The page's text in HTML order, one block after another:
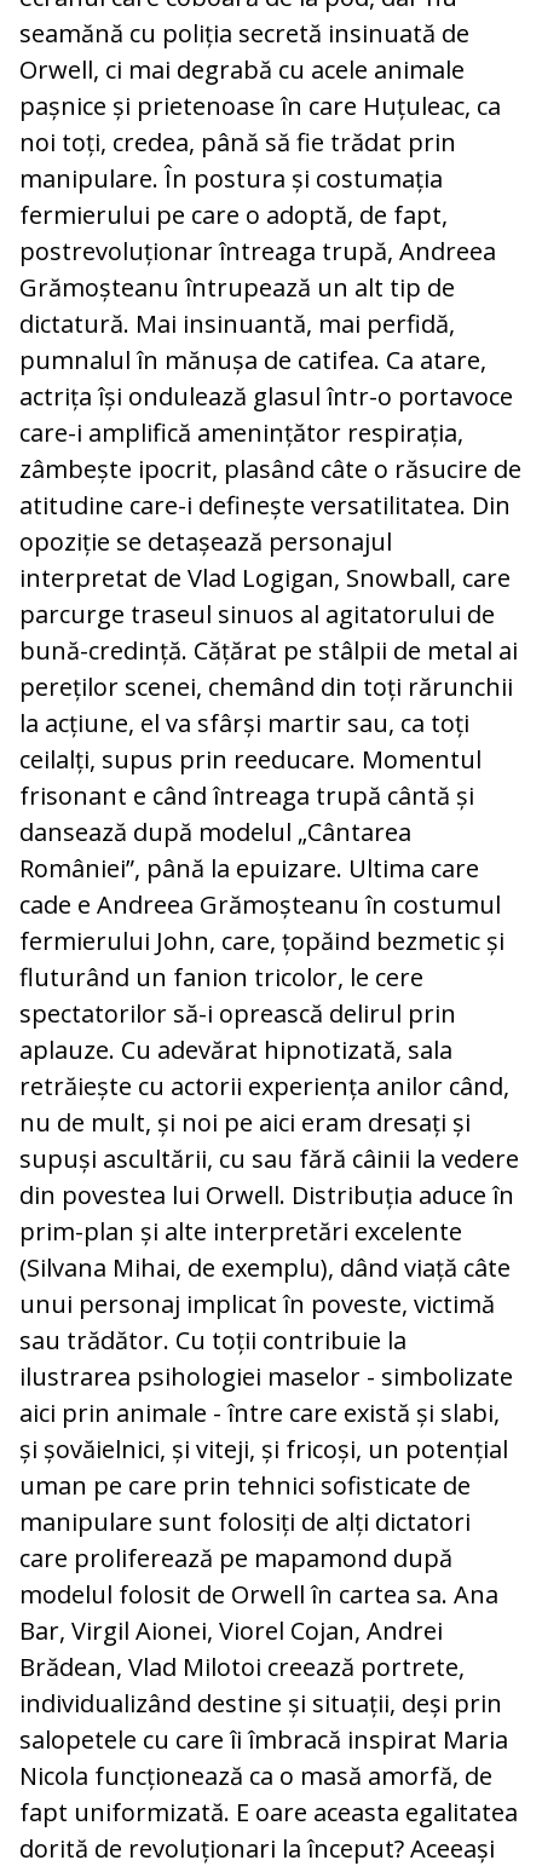
seamănă cu poliția secretă insinuată de
Orwell, ci mai degrabă cu acele animale
pașnice și prietenoase în care Huțuleac, ca
noi toți, credea, până să fie trădat prin
manipulare. În postura și costumația
fermierului pe care o adoptă, de fapt,
postrevoluționar întreaga trupă, Andreea
Grămoșteanu întrupează un alt tip de
dictatură. Mai insinuantă, mai perfidă,
pumnalul în mănușa de catifea. Ca atare,
actrița își ondulează glasul într-o portavoce
care-i amplifică amenințător respirația,
zâmbește ipocrit, plasând câte o răsucire de
atitudine care-i definește versatilitatea. Din
opoziție se detașează personajul
interpretat de Vlad Logigan, Snowball, care
parcurge traseul sinuos al agitatorului de
bună-credință. Cățărat pe stâlpii de metal ai
pereților scenei, chemând din toți rărunchii
la acțiune, el va sfârși martir sau, ca toți
ceilalți, supus prin reeducare. Momentul
frisonant e când întreaga trupă cântă și
dansează după modelul „Cântarea
României”, până la epuizare. Ultima care
cade e Andreea Grămoșteanu în costumul
fermierului John, care, țopăind bezmetic și
fluturând un fanion tricolor, le cere
spectatorilor să-i oprească delirul prin
aplauze. Cu adevărat hipnotizată, sala
retrăiește cu actorii experiența anilor când,
nu de mult, și noi pe aici eram dresați și
supuși ascultării, cu sau fără câinii la vedere
din povestea lui Orwell. Distribuția aduce în
prim-plan și alte interpretări excelente
(Silvana Mihai, de exemplu), dând viață câte
unui personaj implicat în poveste, victimă
sau trădător. Cu toții contribuie la
ilustrarea psihologiei maselor - simbolizate
aici prin animale - între care există și slabi,
și șovăielnici, și viteji, și fricoși, un potențial
uman pe care prin tehnici sofisticate de
manipulare sunt folosiți de alți dictatori
care proliferează pe mapamond după
modelul folosit de Orwell în cartea sa. Ana
Bar, Virgil Aionei, Viorel Cojan, Andrei
Brădean, Vlad Milotoi creează portrete,
individualizând destine și situații, deși prin
salopetele cu care îi îmbracă inspirat Maria
Nicola funcționează ca o masă amorfă, de
fapt uniformizată. E oare aceasta egalitatea
dorită de revoluționari la început? Aceeași